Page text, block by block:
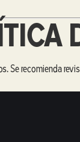
Se recomienda